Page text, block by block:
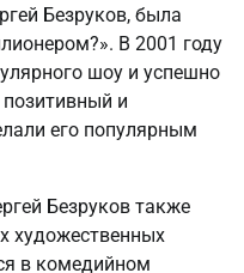
Безруков, была
В 2001 году
шоу и успешно
позитивный и
его популярным
Безруков также
художественных
в комедийном